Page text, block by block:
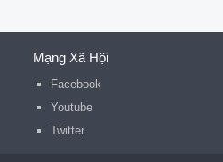
Mạng Xã Hội
Facebook
Youtube
Twitter